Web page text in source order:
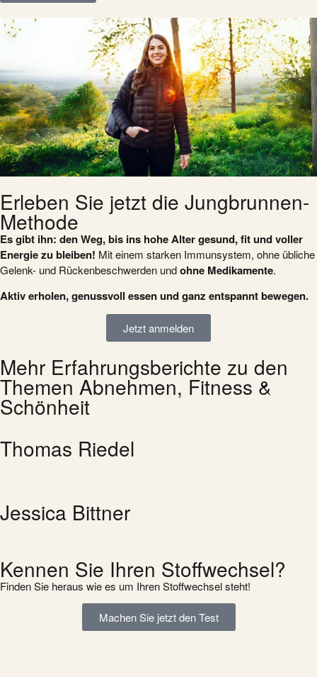
Erleben Sie jetzt die Jungbrunnen-
Methode
Es gibt ihn: den Weg, bis ins hohe Alter gesund, fit und voller
Energie zu bleiben! Mit einem starken Immunsystem, ohne übliche
Gelenk- und Rückenbeschwerden undohne Medikamente.
Aktiv erholen, genussvoll essen und ganz entspannt bewegen.
Jetzt anmelden
Mehr Erfahrungsberichte zu den
Themen Abnehmen, Fitness &
Schönheit
Thomas Riedel
Jessica Bittner
Kennen Sie Ihren Stoffwechsel?
Finden Sie heraus wie es um Ihren Stoffwechsel steht!
Machen Sie jetzt den Test